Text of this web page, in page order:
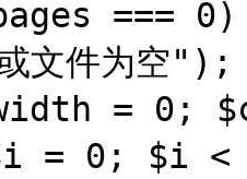
===
或文件为空
= 0;
= 0; $i <